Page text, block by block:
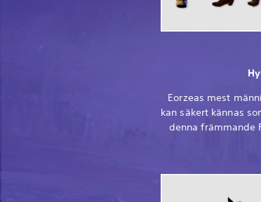
Eorzeas mest
kan säkert kännas
denna främmande